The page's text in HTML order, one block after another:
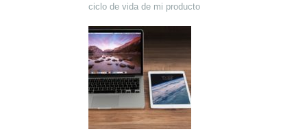
ciclo de vida de mi producto